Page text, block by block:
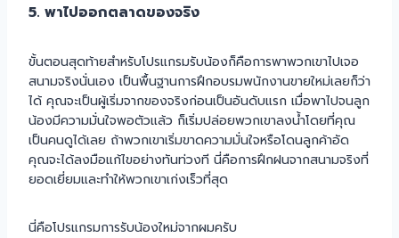
5. พาไปออกตลาดของจริง
ขั้นตอนสุดท้ายสำหรับโปรแกรมรับน้องก็คือการพาพวกเขาไปเจอ
สนามจริงนั่นเอง เป็นพื้นฐานการฝึกอบรมพนักงานขายใหม่เลยก็ว่า
ได้ คุณจะเป็นผู้เริ่มจากของจริงก่อนเป็นอันดับแรก เมื่อพาไปจนลูก
น้องมีความมั่นใจพอตัวแล้ว ก็เริ่มปล่อยพวกเขาลงน้ำโดยที่คุณ
เป็นคนดูได้เลย ถ้าพวกเขาเริ่มขาดความมั่นใจหรือโดนลูกค้าอัด
คุณจะได้ลงมือแก้ไขอย่างทันท่วงที นี่คือการฝึกฝนจากสนามจริงที่
ยอดเยี่ยมและทำให้พวกเขาเก่งเร็วที่สุด
นี่คือโปรแกรมการรับน้องใหม่จากผมครับ